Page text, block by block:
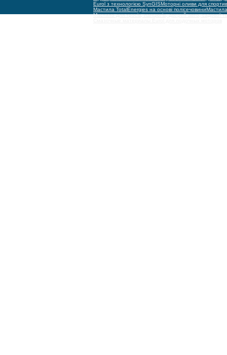
Eurol з технологією SynGISМоторні оливи для
Мастила TotalEnergies на основі полісечовини
Мастило для тросів, ланцюгів, дверей авто, садової